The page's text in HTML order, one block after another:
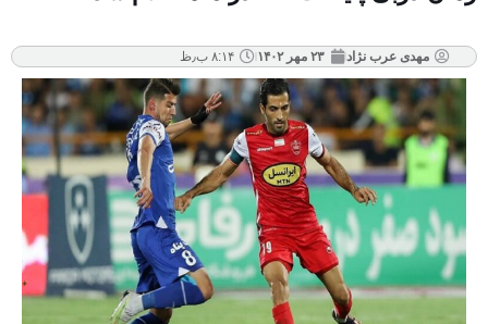
مهدی عرب نژاد ۲۳ مهر ۱۴۰۲ ۸:۱۴ ب٫ظ